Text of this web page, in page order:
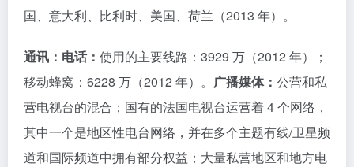
国、意大利、比利时、美国、荷兰（2013 年）。
通讯：电话： 使用的主要线路：3929 万（2012 年）；
移动蜂窝：6228 万（2012 年）。 广播媒体： 公营和私
营电视台的混合；国有的法国电视台运营着 4 个网络，
其中一个是地区性电台网络，并在多个主题有线/卫星频
道和国际频道中拥有部分权益；大量私营地区和地方电